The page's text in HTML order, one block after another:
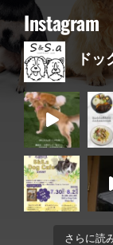
Instagram
ドッ
さらに読